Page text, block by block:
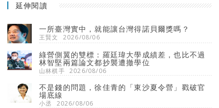
延伸閱讀
一所臺灣實中，就能讓台灣得諾貝爾獎嗎？
王賢文 2026/08/06
綠營側翼的雙標：羅廷瑋大學成績差，也比不過
林智堅兩篇論文都抄襲遭撤學位
山林棋手 2026/08/06
不是錢的問題，徐佳青的「東沙夏令營」戳破官
場底線
小丞 2026/08/06